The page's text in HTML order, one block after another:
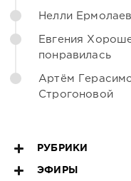
Нелли
Евгения
понравилась
Артём
Строгоновой
РУБРИКИ
ЭФИРЫ